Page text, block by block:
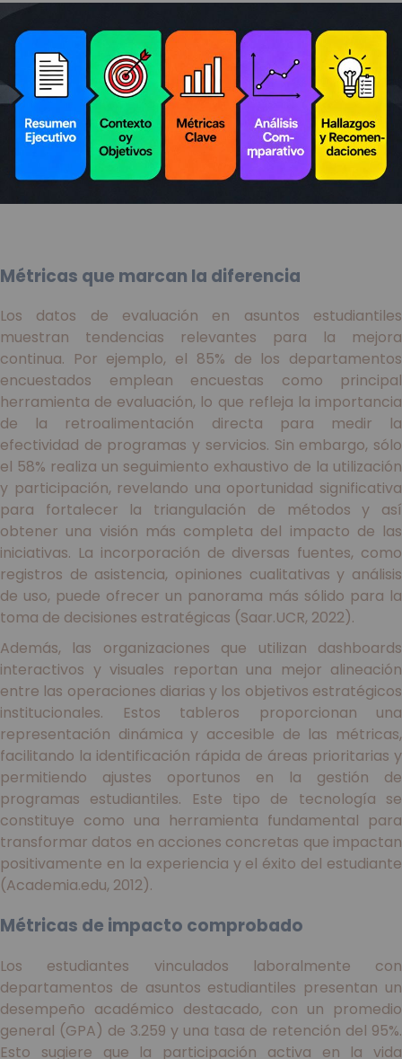
Métricas que marcan la diferencia
Los datos de evaluación en asuntos estudiantiles
muestran tendencias relevantes para la mejora
continua. Por ejemplo, el 85% de los departamentos
encuestados emplean encuestas como principal
herramienta de evaluación, lo que refleja la importancia
de la retroalimentación directa para medir la
efectividad de programas y servicios. Sin embargo, sólo
el 58% realiza un seguimiento exhaustivo de la utilización
y participación, revelando una oportunidad significativa
para fortalecer la triangulación de métodos y así
obtener una visión más completa del impacto de las
iniciativas. La incorporación de diversas fuentes, como
registros de asistencia, opiniones cualitativas y análisis
de uso, puede ofrecer un panorama más sólido para la
toma de decisiones estratégicas (Saar.UCR, 2022).
Además, las organizaciones que utilizan dashboards
interactivos y visuales reportan una mejor alineación
entre las operaciones diarias y los objetivos estratégicos
institucionales. Estos tableros proporcionan una
representación dinámica y accesible de las métricas,
facilitando la identificación rápida de áreas prioritarias y
permitiendo ajustes oportunos en la gestión de
programas estudiantiles. Este tipo de tecnología se
constituye como una herramienta fundamental para
transformar datos en acciones concretas que impactan
positivamente en la experiencia y el éxito del estudiante
(Academia.edu, 2012).
Métricas de impacto comprobado
Los estudiantes vinculados laboralmente con
departamentos de asuntos estudiantiles presentan un
desempeño académico destacado, con un promedio
general (GPA) de 3.259 y una tasa de retención del 95%.
Esto sugiere que la participación activa en la vida